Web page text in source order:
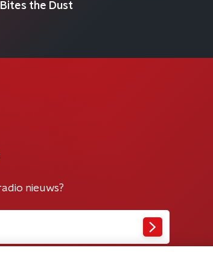
Bites the Dust
nieuws?